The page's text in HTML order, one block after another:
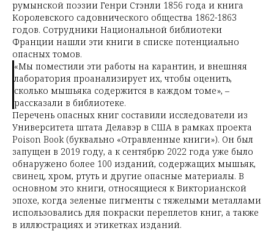
румынской поэзии Генри Стэнли 1856 года и книга
Королевского садовнического общества 1862-1863
годов. Сотрудники Национальной библиотеки
Франции нашли эти книги в списке потенциально
опасных томов.
«Мы поместили эти работы на карантин, и внешняя
лаборатория проанализирует их, чтобы оценить,
сколько мышьяка содержится в каждом томе», –
рассказали в библиотеке.
Перечень опасных книг составили исследователи из
Университета штата Делавэр в США в рамках проекта
Poison Book (буквально «Отравленные книги»). Он был
запущен в 2019 году, а к сентябрю 2022 года уже было
обнаружено более 100 изданий, содержащих мышьяк,
свинец, хром, ртуть и другие опасные материалы. В
основном это книги, относящиеся к Викторианской
эпохе, когда зеленые пигменты с тяжелыми металлами
использовались для покраски переплетов книг, а также
в иллюстрациях и этикетках изданий.